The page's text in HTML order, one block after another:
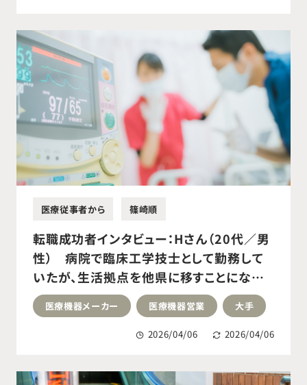
医療従事者から 篠崎順
転職成功者インタビュー：Hさん（20代／男
性） 病院で臨床工学技士として勤務して
いたが、生活拠点を他県に移すことになり
転職活動を開始。経験を活かせる医療機器
メーカー営業職へ転職成功。
医療機器メーカー 医療機器営業 大手
2026/04/06 2026/04/06